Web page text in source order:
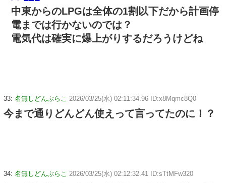
中東からのLPGは全体の1割以下だから計画停
電までは行かないのでは？
電気代は確実に爆上がりするだろうけどね
33: 名無しどんぶらこ 2026/03/25(水) 02:11:34.96 ID:x8Mqmc8Q0
今まで通りどんどん使えって言ってたのに！？
34: 名無しどんぶらこ 2026/03/25(水) 02:12:32.41 ID:sTtMFw320